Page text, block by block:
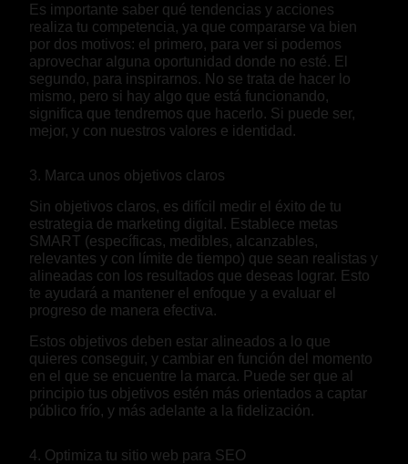
Es importante saber qué tendencias y acciones
realiza tu competencia, ya que compararse va bien
por dos motivos: el primero, para ver si podemos
aprovechar alguna oportunidad donde no esté. El
segundo, para inspirarnos. No se trata de hacer lo
mismo, pero si hay algo que está funcionando,
significa que tendremos que hacerlo. Si puede ser,
mejor, y con nuestros valores e identidad.
3. Marca unos objetivos claros
Sin objetivos claros, es difícil medir el éxito de tu
estrategia de marketing digital. Establece metas
SMART (específicas, medibles, alcanzables,
relevantes y con límite de tiempo) que sean realistas y
alineadas con los resultados que deseas lograr. Esto
te ayudará a mantener el enfoque y a evaluar el
progreso de manera efectiva.
Estos objetivos deben estar alineados a lo que
quieres conseguir, y cambiar en función del momento
en el que se encuentre la marca. Puede ser que al
principio tus objetivos estén más orientados a captar
público frío, y más adelante a la fidelización.
4. Optimiza tu sitio web para SEO